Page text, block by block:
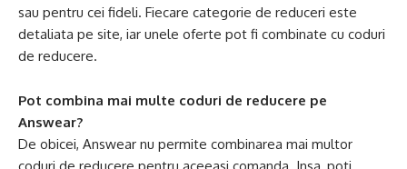
sau pentru cei fideli. Fiecare categorie de reduceri este
detaliata pe site, iar unele oferte pot fi combinate cu coduri
de reducere.
Pot combina mai multe coduri de reducere pe
Answear?
De obicei, Answear nu permite combinarea mai multor